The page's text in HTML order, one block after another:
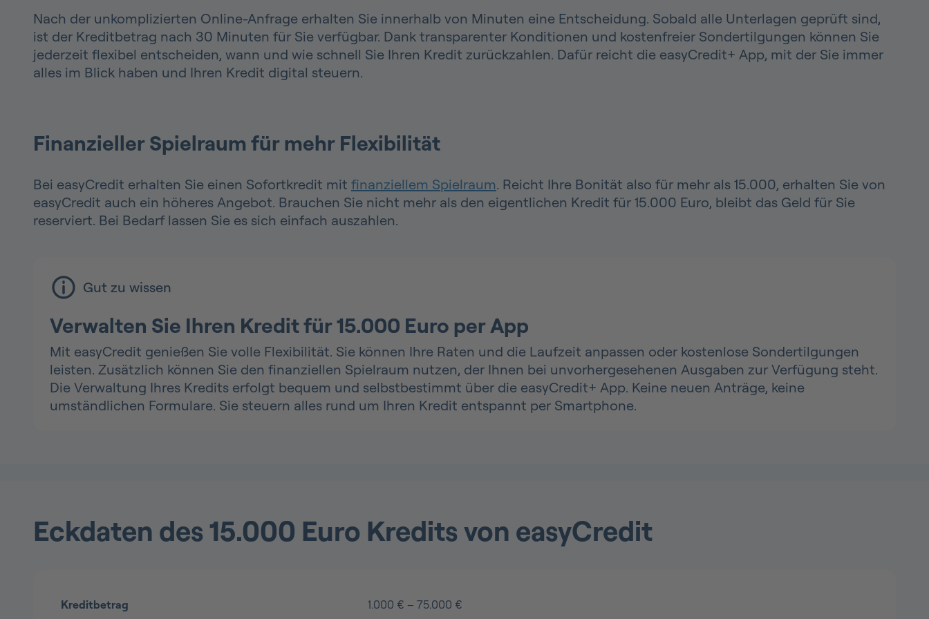
Nach der unkomplizierten Online-Anfrage erhalten Sie innerhalb von Minuten eine Entscheidung. Sobald alle Unterlagen geprüft sind,
ist der Kreditbetrag nach 30 Minuten für Sie verfügbar. Dank transparenter Konditionen und kostenfreier Sondertilgungen können Sie
jederzeit flexibel entscheiden, wann und wie schnell Sie Ihren Kredit zurückzahlen. Dafür reicht die easyCredit+ App, mit der Sie immer
alles im Blick haben und Ihren Kredit digital steuern.
Finanzieller Spielraum für mehr Flexibilität
Bei easyCredit erhalten Sie einen Sofortkredit mit finanziellem Spielraum. Reicht Ihre Bonität also für mehr als 15.000, erhalten Sie von
easyCredit auch ein höheres Angebot. Brauchen Sie nicht mehr als den eigentlichen Kredit für 15.000 Euro, bleibt das Geld für Sie
reserviert. Bei Bedarf lassen Sie es sich einfach auszahlen.
Gut zu wissen
Verwalten Sie Ihren Kredit für 15.000 Euro per App
Mit easyCredit genießen Sie volle Flexibilität. Sie können Ihre Raten und die Laufzeit anpassen oder kostenlose Sondertilgungen
leisten. Zusätzlich können Sie den finanziellen Spielraum nutzen, der Ihnen bei unvorhergesehenen Ausgaben zur Verfügung steht.
Die Verwaltung Ihres Kredits erfolgt bequem und selbstbestimmt über die easyCredit+ App. Keine neuen Anträge, keine
umständlichen Formulare. Sie steuern alles rund um Ihren Kredit entspannt per Smartphone.
Eckdaten des 15.000 Euro Kredits von easyCredit
Kreditbetrag 1.000 € – 75.000 €